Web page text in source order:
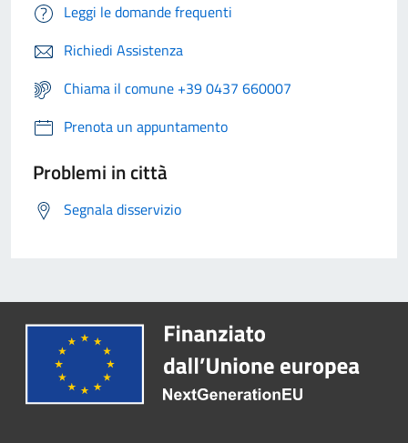
Leggi le domande frequenti
Richiedi Assistenza
Chiama il comune +39 0437 660007
Prenota un appuntamento
Problemi in città
Segnala disservizio